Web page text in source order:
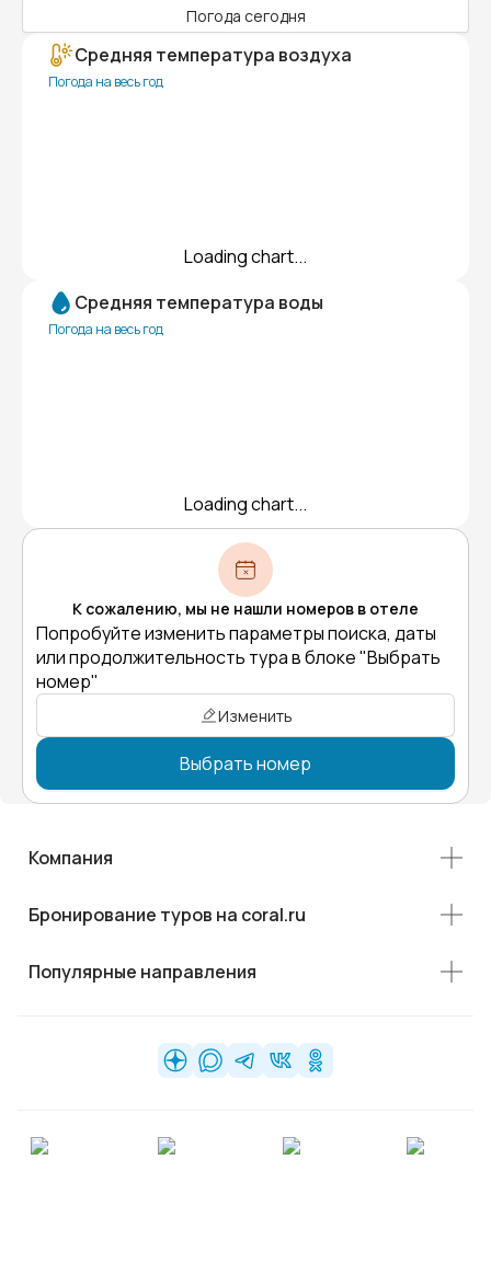
Погода сегодня
Средняя температура воздуха
Погода на весь год
Loading chart...
Средняя температура воды
Погода на весь год
Loading chart...
К сожалению, мы не нашли номеров в отеле
Попробуйте изменить параметры поиска, даты
или продолжительность тура в блоке "Выбрать
номер"
Изменить
Выбрать номер
Компания
Бронирование туров на coral.ru
Популярные направления